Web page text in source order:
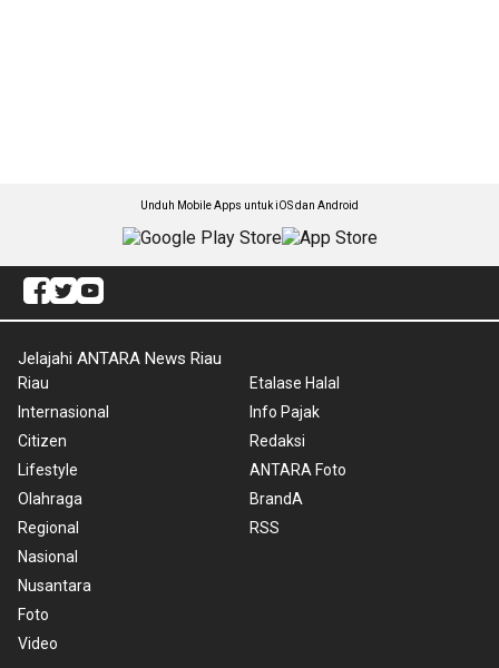
Unduh Mobile Apps untuk iOS dan Android
Jelajahi ANTARA News Riau
Riau
Internasional
Citizen
Lifestyle
Olahraga
Regional
Nasional
Nusantara
Foto
Video
Etalase Halal
Info Pajak
Redaksi
ANTARA Foto
BrandA
RSS